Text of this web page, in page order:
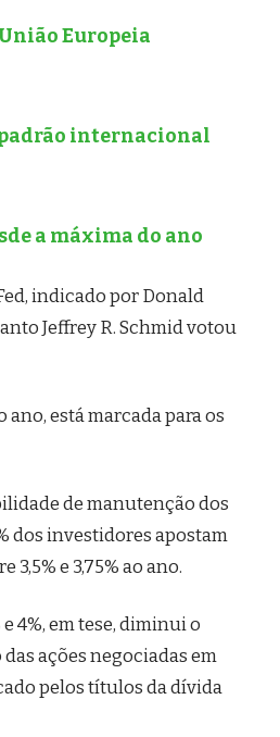
Europeia
padrão internacional
a máxima do ano
indicado por Donald
Jeffrey R. Schmid votou
está marcada para os
de manutenção dos
dos investidores apostam
e 3,75% ao ano.
4%, em tese, diminui o
ações negociadas em
pelos títulos da dívida